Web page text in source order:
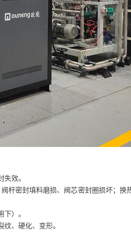
效。
杆密封填料磨损、阀芯密封圈损坏；换
）。
、硬化、变形。